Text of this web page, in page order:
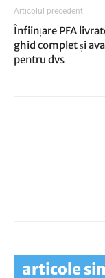
Articolul precedent
Înființare PFA
ghid complet și
pentru dvs
articole